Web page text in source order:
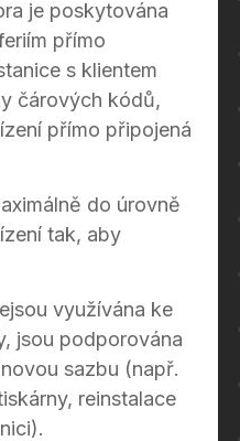
je poskytována
přímo
s klientem
čárových kódů,
přímo připojená
do úrovně
tak, aby
využívána ke
jsou podporována
sazbu (např.
reinstalace